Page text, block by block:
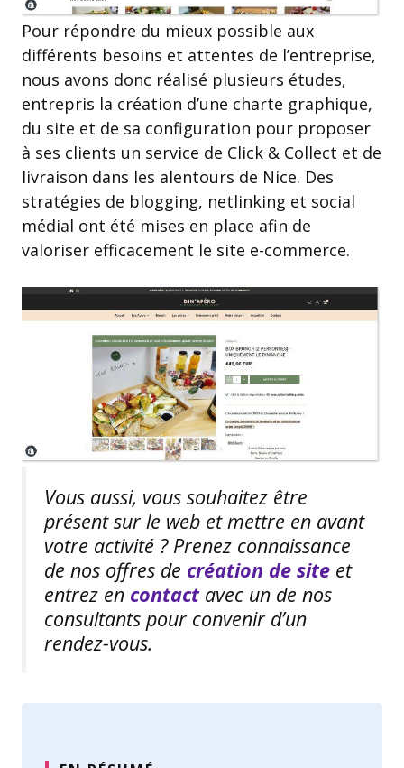
Pour répondre du mieux possible aux
différents besoins et attentes de l’entreprise,
nous avons donc réalisé plusieurs études,
entrepris la création d’une charte graphique,
du site et de sa configuration pour proposer
à ses clients un service de Click & Collect et de
livraison dans les alentours de Nice. Des
stratégies de blogging, netlinking et social
médial ont été mises en place afin de
valoriser efficacement le site e-commerce.
Vous aussi, vous souhaitez être
présent sur le web et mettre en avant
votre activité ? Prenez connaissance
de nos offres de création de site et
entrez en contact avec un de nos
consultants pour convenir d’un
rendez-vous.